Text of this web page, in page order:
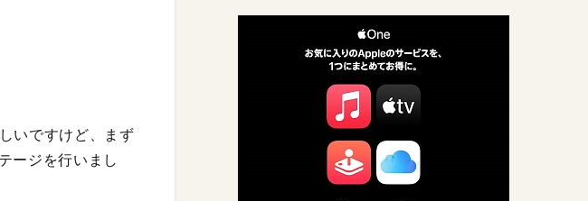
いですけど、まず
ージを行いまし